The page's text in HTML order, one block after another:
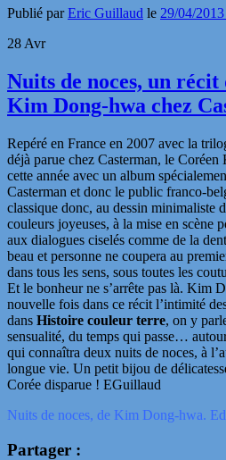
Publié parEric Guillaud le 29/04/
28 Avr
Nuits de noces, un
Kim Dong-hwa chez
Repéré en France en 2007 avec la
déjà parue chez Casterman, le
cette année avec un album
Casterman et donc le public franco-
classique donc, au dessin minimaliste
couleurs joyeuses, à la mise en scène
aux dialogues ciselés comme de la
beau et personne ne coupera au
dans tous les sens, sous toutes les
Et le bonheur ne s’arrête pas là. Kim
nouvelle fois dans ce récit l’intimité
dans Histoire couleur terre, on y
sensualité, du temps qui passe…
qui connaîtra deux nuits de noces, à
longue vie. Un petit bijou de
Corée disparue ! EGuillaud
Nuits de noces, de Kim Dong-hwa.
Partager :